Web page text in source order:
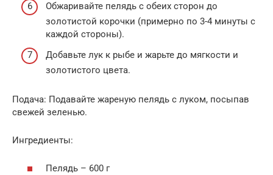
Обжаривайте пелядь с обеих сторон до
золотистой корочки (примерно по 3-4 минуты с
каждой стороны).
Добавьте лук к рыбе и жарьте до мягкости и
золотистого цвета.
Подача: Подавайте жареную пелядь с луком, посыпав
свежей зеленью.
Ингредиенты:
Пелядь – 600 г